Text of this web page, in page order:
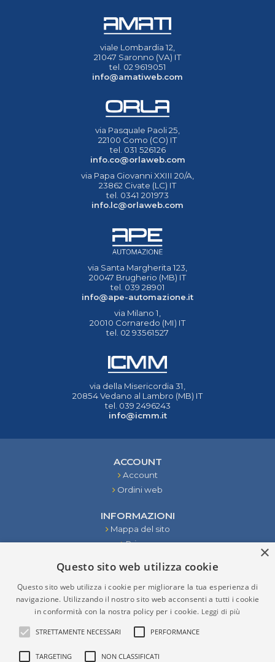
viale Lombardia 12,
21047 Saronno (VA) IT
tel. 02 9619051
info@amatiweb.com
via Pasquale Paoli 25,
22100 Como (CO) IT
tel. 031 526126
info.co@orlaweb.com
via Papa Giovanni XXIII 20/A,
23862 Civate (LC) IT
tel. 0341 201973
info.lc@orlaweb.com
via Santa Margherita 123,
20047 Brugherio (MB) IT
tel. 039 28901
info@ape-automazione.it
via Milano 1,
20010 Cornaredo (MI) IT
tel. 02 93561527
via della Misericordia 31,
20854 Vedano al Lambro (MB) IT
tel. 039 2496243
info@icmm.it
ACCOUNT
Account
Ordini web
INFORMAZIONI
Mappa del sito
Privacy
Contattaci
STRUMENTI
RISULTATI DELLA RICERCA
×
Questo sito web utilizza cookie
Questo sito web utilizza i cookie per migliorare la tua esperienza di
navigazione. Utilizzando il nostro sito web acconsenti a tutti i cookie
in conformità con la nostra policy per i cookie. Leggi di più
STRETTAMENTE NECESSARI PERFORMANCE
TARGETING NON CLASSIFICATI